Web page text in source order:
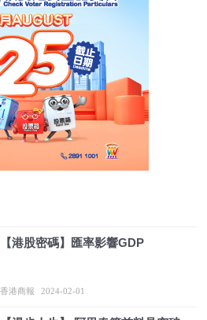
【港股密碼】匯率影響GDP
香港商報 2024-02-01